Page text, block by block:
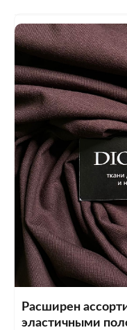
Расширен
эластичными